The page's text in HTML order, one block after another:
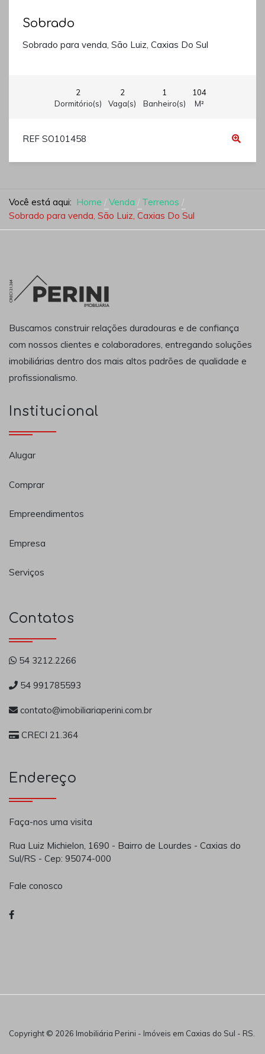
Sobrado
Sobrado para venda, São Luiz, Caxias Do Sul
2
Dormitório(s)
2
Vaga(s)
1
Banheiro(s)
104
M²
REF SO101458
Você está aqui: Home Venda
Terrenos
Sobrado para venda, São Luiz, Caxias Do Sul
Buscamos construir relações duradouras e de confiança
com nossos clientes e colaboradores, entregando soluções
imobiliárias dentro dos mais altos padrões de qualidade e
profissionalismo.
Institucional
Alugar
Comprar
Empreendimentos
Empresa
Serviços
Contatos
54 3212.2266
54 991785593
contato@imobiliariaperini.com.br
CRECI 21.364
Endereço
Faça-nos uma visita
Rua Luiz Michielon, 1690 - Bairro de Lourdes - Caxias do
Sul/RS - Cep: 95074-000
Fale conosco
Copyright © 2026 Imobiliária Perini - Imóveis em Caxias do Sul - RS.